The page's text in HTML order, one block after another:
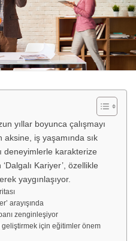
yıllar boyunca çalışmayı
iş yaşamında sık
deneyimlerle karakterize
Kariyer’, özellikle
yaygınlaşıyor.
arayışında
zenginleşiyor
için eğitimler önem